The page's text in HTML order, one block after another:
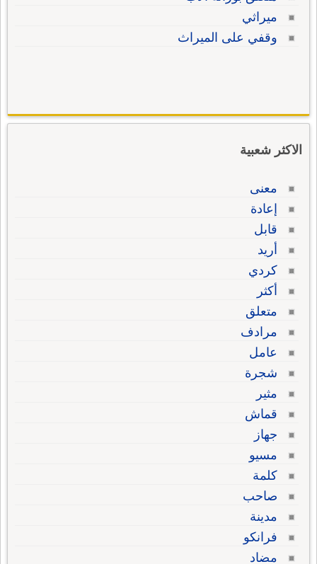
ميراثي
وقفي على الميراث
الاكثر شعبية
معنى
إعادة
قابل
أريد
كردي
أكثر
متعلق
مرادف
عامل
شجرة
مثير
قماش
جهاز
مسيو
كلمة
صاحب
مدينة
فرانكو
مضاد